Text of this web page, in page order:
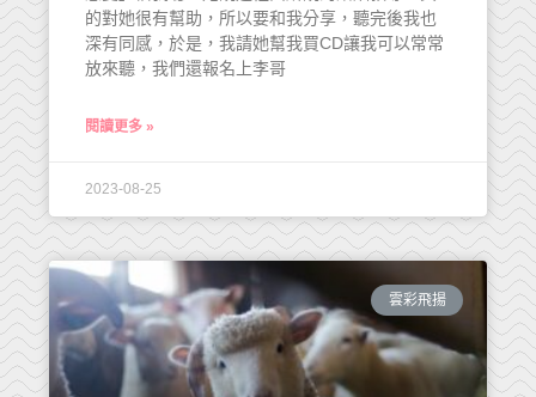
的對她很有幫助，所以要和我分享，聽完後我也
深有同感，於是，我請她幫我買CD讓我可以常常
放來聽，我們還報名上李哥
閱讀更多 »
2023-08-25
雲彩飛揚